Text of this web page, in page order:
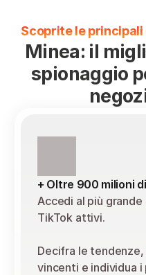
Scoprite le
Minea: il
spionaggio
+ Oltre 900 milioni
Accedi al più
TikTok attivi.
Decifra le
vincenti e individua